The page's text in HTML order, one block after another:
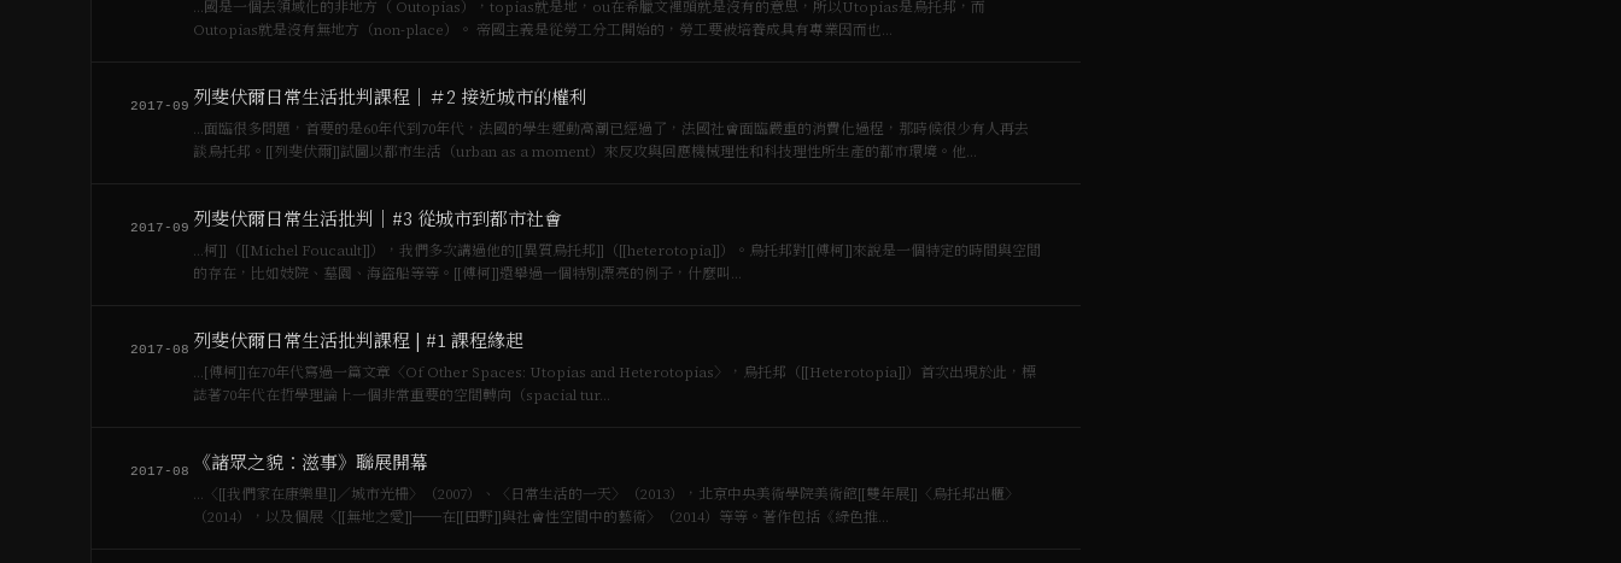
…國是一個去領域化的非地方（ Outopias），topias就是地，ou在希臘文裡頭就是沒有的意思，所以Utopias是烏托邦，而
Outopias就是沒有無地方（non-place）。 帝國主義是從勞工分工開始的，勞工要被培養成具有專業因而也…
2017-09 列斐伏爾日常生活批判課程｜＃2 接近城市的權利
…面臨很多問題，首要的是60年代到70年代，法國的學生運動高潮已經過了，法國社會面臨嚴重的消費化過程，那時候很少有人再去
談烏托邦。[[列斐伏爾]]試圖以都市生活（urban as a moment）來反攻與回應機械理性和科技理性所生產的都市環境。他…
2017-09 列斐伏爾日常生活批判｜#3 從城市到都市社會
…柯]]（[[Michel Foucault]]），我們多次講過他的[[異質烏托邦]]（[[heterotopia]]）。烏托邦對[[傅柯]]來說是一個特定的時間與空間
的存在，比如妓院、墓園、海盜船等等。[[傅柯]]還舉過一個特別漂亮的例子，什麼叫…
2017-08 列斐伏爾日常生活批判課程 | #1 課程緣起
…[傅柯]]在70年代寫過一篇文章〈Of Other Spaces: Utopias and Heterotopias〉，烏托邦（[[Heterotopia]]）首次出現於此，標
誌著70年代在哲學理論上一個非常重要的空間轉向（spacial tur…
2017-08 《諸眾之貌：滋事》聯展開幕
…〈[[我們家在康樂里]]／城市光柵〉（2007）、〈日常生活的一天〉（2013），北京中央美術學院美術館[[雙年展]]〈烏托邦出櫃〉
（2014），以及個展〈[[無地之愛]]──在[[田野]]與社會性空間中的藝術〉（2014）等等。著作包括《綠色推…